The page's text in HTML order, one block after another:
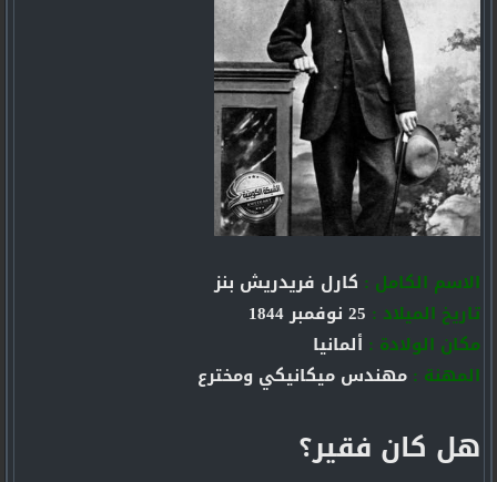
الاسم الكامل : كارل فريدريش بنز
تاريخ الميلاد :
مكان الولادة : ألمانيا
المهنة :مهندس ميكانيكي ومخترع
هل كان فقير؟